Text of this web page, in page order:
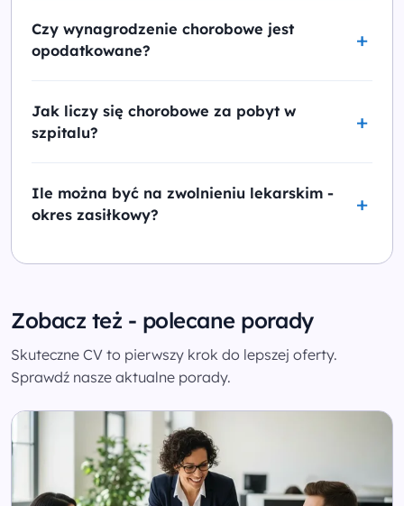
Czy wynagrodzenie chorobowe jest
opodatkowane?
Jak liczy się chorobowe za pobyt w
szpitalu?
Ile można być na zwolnieniu lekarskim -
okres zasiłkowy?
Zobacz też - polecane porady
Skuteczne CV to pierwszy krok do lepszej oferty.
Sprawdź nasze aktualne porady.